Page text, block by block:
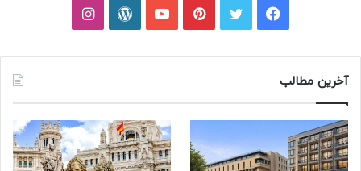
فیسبوکتوییترپینتریستیوتیوبوردپرساینستاگرام
آخرین مطالب